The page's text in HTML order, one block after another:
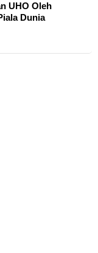
UHO Oleh
Dunia